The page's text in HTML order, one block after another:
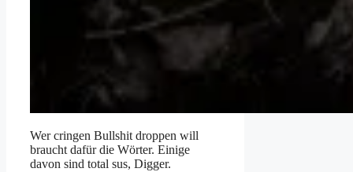
Wer cringen Bullshit droppen will
braucht dafür die Wörter. Einige
davon sind total sus, Digger.